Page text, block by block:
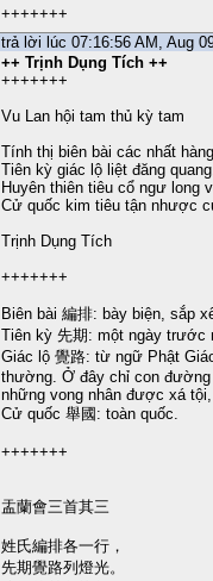
+++++++
trả lời lúc 07:16:56 AM, Aug
++ Trịnh Dụng Tích ++
+++++++
Vu Lan hội tam thủ kỳ tam
Tính thị biên bài các nhất hàng,
Tiên kỳ giác lộ liệt đăng quang.
Huyên thiên tiêu cổ ngư long
Cử quốc kim tiêu tận nhược
Trịnh Dụng Tích
+++++++
Biên bài 編排: bày biện, sắp
Tiên kỳ 先期: một ngày trước
Giác lộ 覺路: từ ngữ Phật
thường. Ở đây chỉ con
những vong nhân được xá
Cử quốc 舉國: toàn quốc.
+++++++
盂蘭會三首其三
姓氏編排各一行，
先期覺路列燈光。